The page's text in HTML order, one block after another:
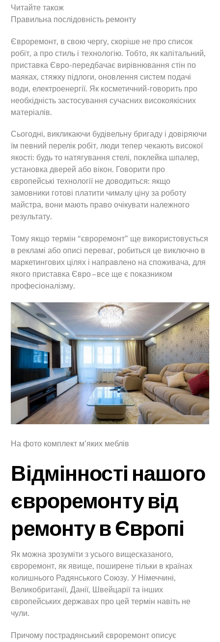
Читайте також
Правильна послідовність ремонту
Євроремонт, в свою чергу, скоріше не про список
робіт, а про стиль і технологію. Тобто, як капітальний,
приставка Євро-передбачає вирівнювання стін по
маяках, стяжку підлоги, оновлення систем подачі
води, електроенергії. Як косметичний-говорить про
необхідність застосування сучасних високоякісних
матеріалів.
Сьогодні, викликаючи будівельну бригаду і довіряючи
їм певний перелік робіт, люди тепер чекають високої
якості: будь то натягування стелі, поклейка шпалер,
установка дверей або вікон. Говорити про
європейські технології не доводиться: якщо
замовники готові платити чималу ціну за роботу
майстра, вони мають право очікувати належного
результату.
Тому якщо термін “євроремонт” ще використовується
в рекламі або описі переваг, робиться це виключно в
маркетингових цілях і направлено на споживача, для
якого приставка Євро – все ще є показником
професіоналізму.
На фото комплект м’яких меблів
Відмінності нашого
євроремонту від
ремонту в Європі
Як можна зрозуміти з усього вищесказаного,
євроремонт, як явище, поширене тільки в країнах
колишнього Радянського Союзу. У Німеччині,
Великобританії, Данії, Швейцарії та інших
європейських державах про цей термін навіть не
чули.
Причому пострадянський євроремонт описує